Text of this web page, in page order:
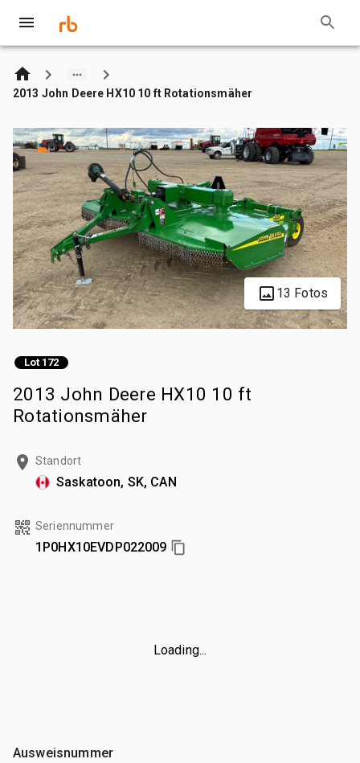
2013 John Deere HX10 10 ft Rotationsmäher
13 Fotos
Lot 172
2013 John Deere HX10 10 ft
Rotationsmäher
Standort
Saskatoon, SK, CAN
Seriennummer
1P0HX10EVDP022009
Loading...
Ausweisnummer